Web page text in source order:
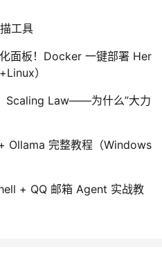
工具
面板！Docker 一键部署 Her
）
Scaling Law——为什么”大力
Ollama 完整教程（Windows
+ QQ 邮箱 Agent 实战教